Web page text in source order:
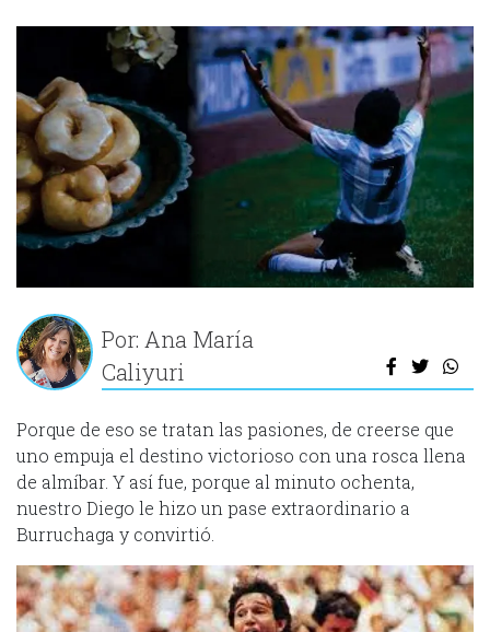
Por: Ana María
Caliyuri
Porque de eso se tratan las pasiones, de creerse que
uno empuja el destino victorioso con una rosca llena
de almíbar. Y así fue, porque al minuto ochenta,
nuestro Diego le hizo un pase extraordinario a
Burruchaga y convirtió.